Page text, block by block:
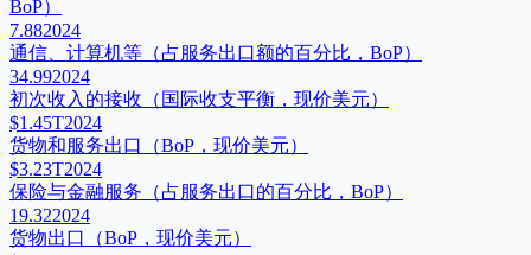
BoP）
7.882024
通信、计算机等（占服务出口额的百分比，BoP）
34.992024
初次收入的接收（国际收支平衡，现价美元）
$1.45T2024
货物和服务出口（BoP，现价美元）
$3.23T2024
保险与金融服务（占服务出口的百分比，BoP）
19.322024
货物出口（BoP，现价美元）